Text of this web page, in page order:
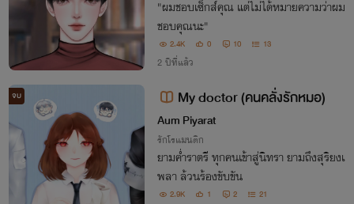
"ผมชอบเซ็กส์คุณ แต่ไม่ได้หมายความว่าผม
ชอบคุณนะ"
2.4K 0 10 13
2 ปีที่แล้ว
จบ My doctor (คนคลั่งรักหมอ)
Aum Piyarat
รักโรแมนติก
ยามค่ำราตรี ทุกคนเข้าสู่นิทรา ยามถึงสุริยงเ
พลา ล้วนร้องขับขัน
2.9K 1 2 21